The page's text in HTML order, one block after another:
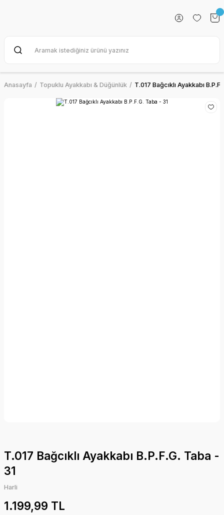
Anasayfa Topuklu Ayakkabı & Düğünlük T.017 Bağcıklı Ayakkabı
T.017 Bağcıklı Ayakkabı B.P.F.G. Taba -
31
Harli
1.199,99 TL